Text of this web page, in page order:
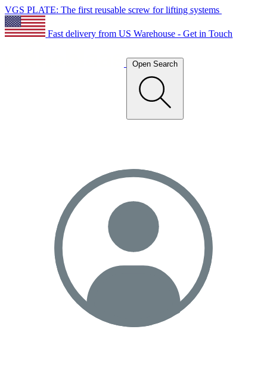
VGS PLATE: The first reusable screw for lifting systems
Fast delivery from US Warehouse - Get in Touch
Open Search